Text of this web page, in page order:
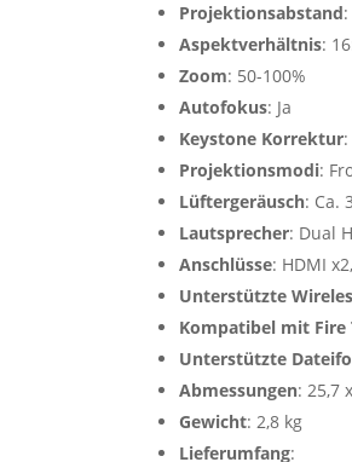
Projektionsabstand
Aspektverhältnis:
Zoom: 50-100%
Autofokus: Ja
Keystone Korrektur
Projektionsmodi:
Lüftergeräusch: Ca.
Lautsprecher: Dual
Anschlüsse: HDMI
Unterstützte
Kompatibel mit Fire
Unterstützte
Abmessungen: 25,7
Gewicht: 2,8 kg
Lieferumfang: